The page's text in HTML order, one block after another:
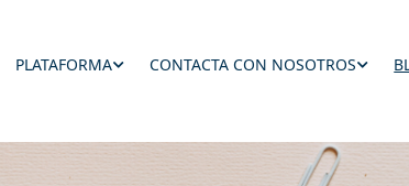
PLATAFORMA CONTACTA CON NOSOTROS